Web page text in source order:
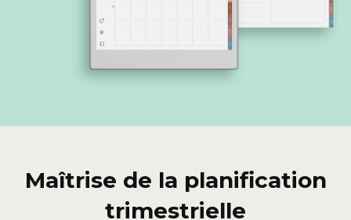
Maîtrise de la planification
trimestrielle